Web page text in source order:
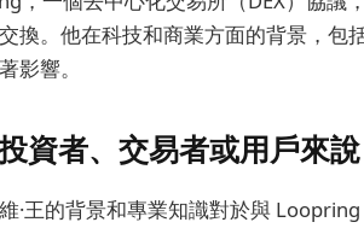
換。他在科技和商業方面的背景，包
影響。
資者、交易者或用戶來
·王的背景和專業知識對於與